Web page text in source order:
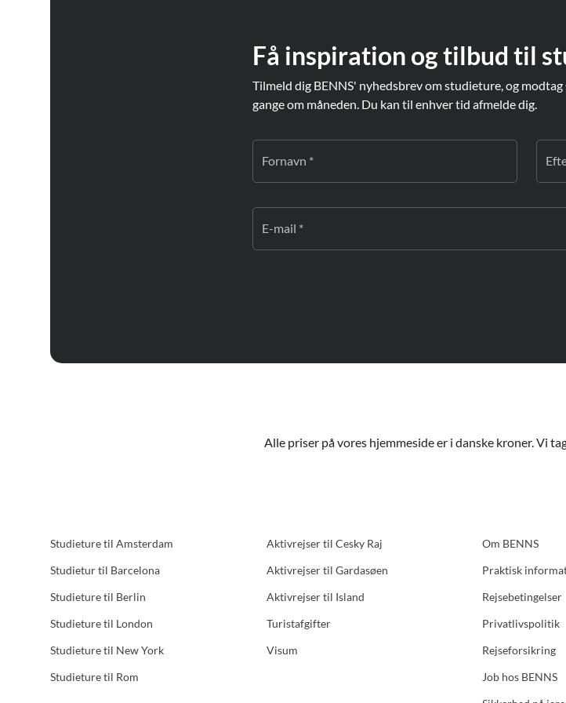
Få inspiration og tilbud til
Tilmeld dig BENNS' nyhedsbrev om studieture, og
gange om måneden. Du kan til enhver tid afmelde dig.
Fornavn *
E-mail *
Alle priser på vores hjemmeside er i danske kroner. Vi
Studieture til Amsterdam
Studietur til Barcelona
Studieture til Berlin
Studieture til London
Studieture til New York
Studieture til Rom
Aktivrejser til Cesky Raj
Aktivrejser til Gardasøen
Aktivrejser til Island
Turistafgifter
Visum
Om BENNS
Praktisk
Rejsebetingelser
Privatlivspolitik
Rejseforsikring
Job hos BENNS